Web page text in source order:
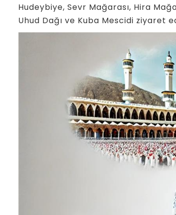
Hudeybiye, Sevr Mağarası, Hira
Uhud Dağı ve Kuba Mescidi ziyaret